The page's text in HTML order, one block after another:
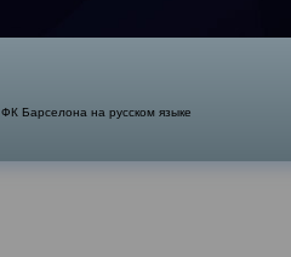
Барселона на русском языке